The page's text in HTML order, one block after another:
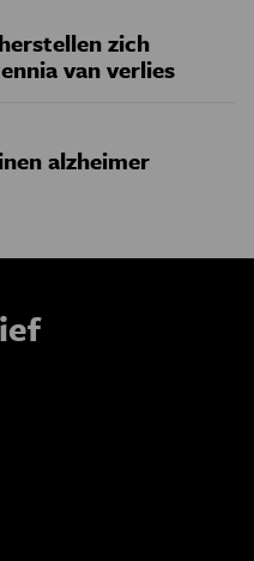
zich
van verlies
alzheimer